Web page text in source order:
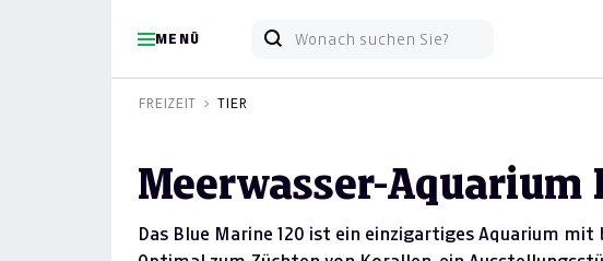
MENÜ
FREIZEIT
TIER
Meerwasser-Aquarium
Das Blue Marine 120 ist ein einzigartiges Aquarium